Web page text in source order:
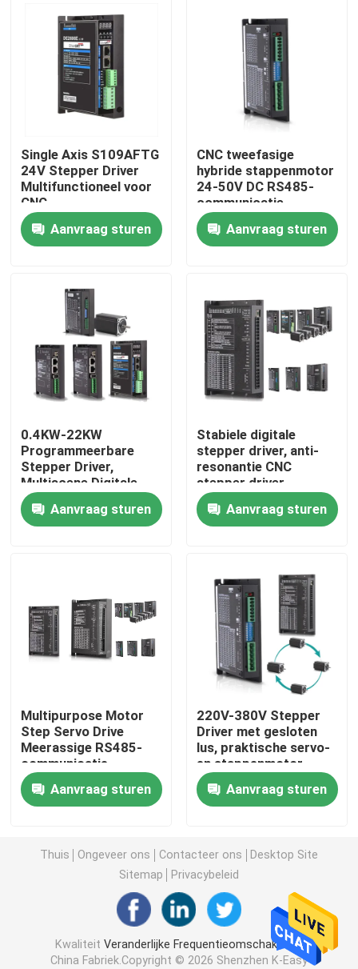
Thuis
Producten
Videos
Over ons
Fabrieksreis
Kwaliteitscontrole
Vraag een offerte aan
Veranderlijke Frequentieomschakelaar
Omschakelaar in drie stadia
vfd veranderlijke frequentieaandrijving
zonnepompomschakelaar
HMI-Touch screen
Liftomschakelaar
Servo-aandrijfmotor
Stepper motoraandrijving
Single Axis S109AFTG
24V Stepper Driver
Multifunctioneel voor
CNC
Aanvraag sturen
CNC tweefasige
hybride stappenmotor
24-50V DC RS485-
communicatie
Aanvraag sturen
0.4KW-22KW
Programmeerbare
Stepper Driver,
Multiscene Digitale
Stepper Motor Driver
Aanvraag sturen
Stabiele digitale
stepper driver, anti-
resonantie CNC
stepper driver
Aanvraag sturen
Multipurpose Motor
Step Servo Drive
Meerassige RS485-
communicatie
Aanvraag sturen
220V-380V Stepper
Driver met gesloten
lus, praktische servo-
en stappenmotor
Aanvraag sturen
Thuis Ongeveer ons Contacteer ons
Desktop Site
Sitemap
Privacybeleid
Kwaliteit Veranderlijke Frequentieomschakelaar
China Fabriek.Copyright © 2026 Shenzhen K-Easy